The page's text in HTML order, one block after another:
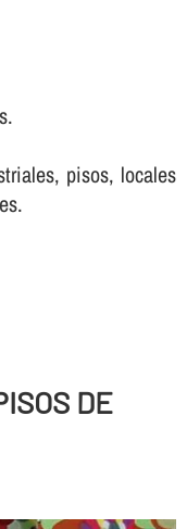
pisos, locales
DE